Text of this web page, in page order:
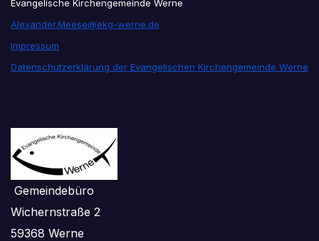
Evangelische Kirchengemeinde Werne
Alexander.Meese@ekg-werne.de
Impressum
Datenschutzerklärung der Evangelischen Kirchengemeinde Werne
Gemeindebüro
Wichernstraße 2
59368 Werne